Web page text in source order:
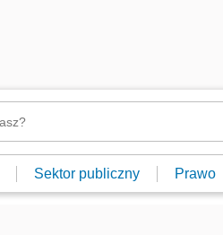
Sektor publiczny Prawo